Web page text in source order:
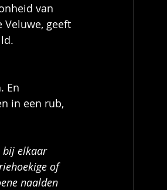
van
geeft
En
in een rub,
bij elkaar
of
naalden